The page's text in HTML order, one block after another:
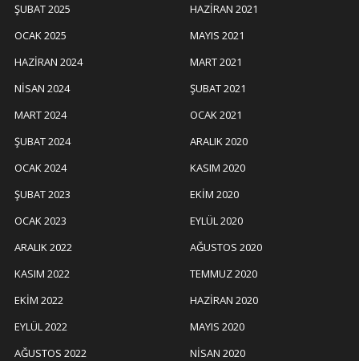
ŞUBAT 2025
OCAK 2025
HAZIRAN 2024
NISAN 2024
MART 2024
ŞUBAT 2024
OCAK 2024
ŞUBAT 2023
OCAK 2023
ARALIK 2022
KASIM 2022
EKIM 2022
EYLÜL 2022
AĞUSTOS 2022
HAZIRAN 2021
MAYIS 2021
MART 2021
ŞUBAT 2021
OCAK 2021
ARALIK 2020
KASIM 2020
EKIM 2020
EYLÜL 2020
AĞUSTOS 2020
TEMMUZ 2020
HAZIRAN 2020
MAYIS 2020
NISAN 2020